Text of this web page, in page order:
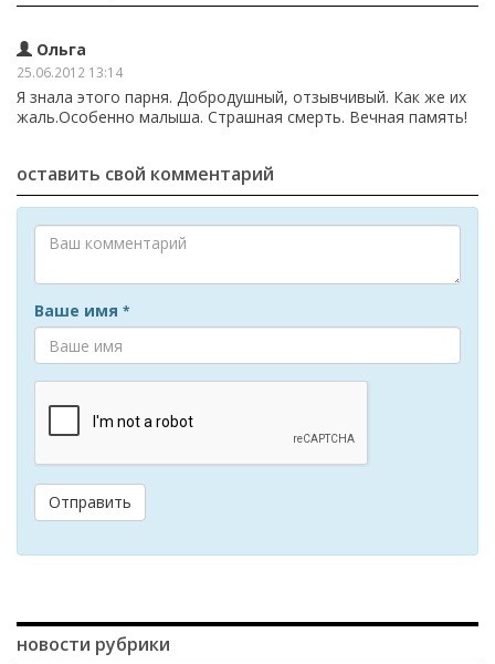
Ольга
25.06.2012 13:14
Я знала этого парня. Добродушный, отзывчивый. Как же их
жаль.Особенно малыша. Страшная смерть. Вечная память!
оставить свой комментарий
Ваше имя *
Отправить
новости рубрики